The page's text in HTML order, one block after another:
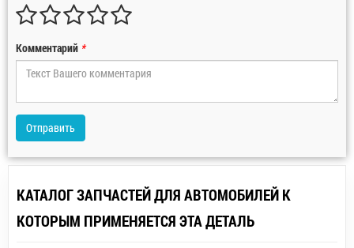
Комментарий *
Отправить
КАТАЛОГ ЗАПЧАСТЕЙ ДЛЯ АВТОМОБИЛЕЙ К
КОТОРЫМ ПРИМЕНЯЕТСЯ ЭТА ДЕТАЛЬ